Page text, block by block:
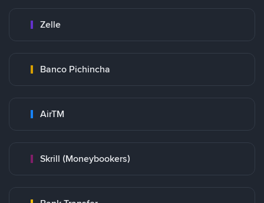
Zelle
Banco Pichincha
AirTM
Skrill (Moneybookers)